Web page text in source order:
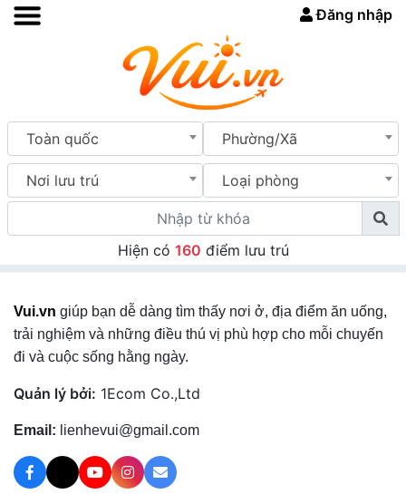
Đăng nhập
Toàn quốc Phường/Xã
Nơi lưu trú Loại phòng
Hiện có 160 điểm lưu trú
Vui.vn giúp bạn dễ dàng tìm thấy nơi ở, địa điểm ăn uống,
trải nghiệm và những điều thú vị phù hợp cho mỗi chuyến
đi và cuộc sống hằng ngày.
Quản lý bởi: 1Ecom Co.,Ltd
Email: lienhevui@gmail.com